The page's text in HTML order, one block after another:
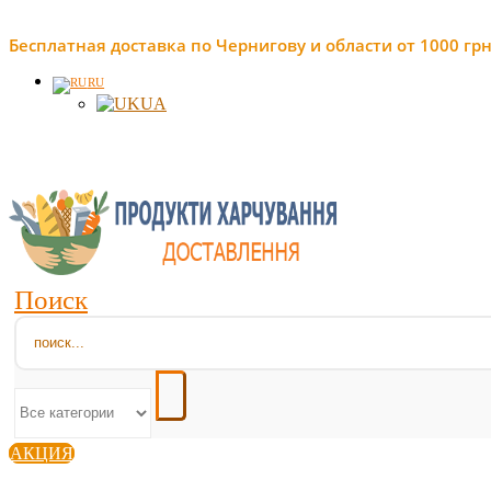
Бесплатная доставка по Чернигову и области от 1000
RU
UA
Поиск
АКЦИЯ